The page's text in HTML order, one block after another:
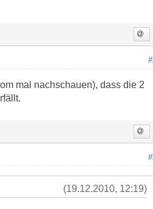
mal nachschauen), dass die 2
(19.12.2010, 12:19)